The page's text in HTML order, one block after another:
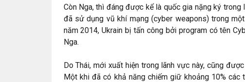
Còn Nga, thì đáng được kể là quốc gia nặng ký
đã sử dụng vũ khí mạng (cyber weapons) trong
năm 2014, Ukrain bị tấn công bởi program có tên
Nga.
Do Thái, mới xuất hiện trong lãnh vực này, cũng
Một khi đã có khả năng chiếm giữ khoảng 10%